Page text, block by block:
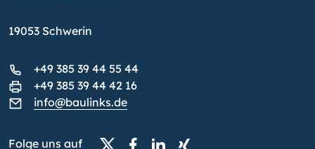
19053 Schwerin
+49 385 39 44 55 44
+49 385 39 44 42 16
info@baulinks.de
Folge uns auf